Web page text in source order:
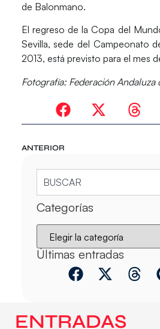
de Balonmano.
El regreso de la Copa del
Sevilla, sede del Campeonato
2013, está previsto para el mes
Fotografía: Federación Andaluza
ANTERIOR
Categorías
Últimas entradas
ENTRADAS